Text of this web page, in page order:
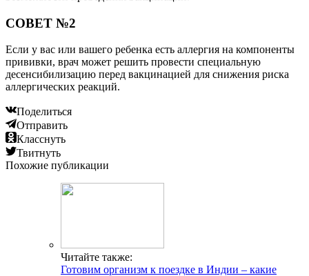
СОВЕТ №2
Если у вас или вашего ребенка есть аллергия на компоненты
прививки, врач может решить провести специальную
десенсибилизацию перед вакцинацией для снижения риска
аллергических реакций.
Поделиться
Отправить
Класснуть
Твитнуть
Похожие публикации
Читайте также:
Готовим организм к поездке в Индии – какие